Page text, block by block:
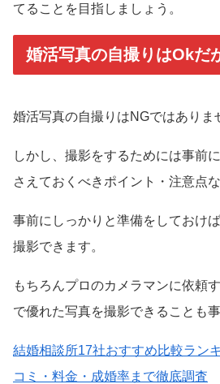
てることを目指しましょう。
婚活写真の自撮りはOkだ
婚活写真の自撮りはNGではありま
しかし、撮影をするためには事前
さえておくべきポイント・注意点
事前にしっかりと準備をしておけ
撮影できます。
もちろんプロのカメラマンに依頼
で優れた写真を撮影できることも事
結婚相談所17社おすすめ比較ラン
コミ・料金・成婚率まで徹底調査